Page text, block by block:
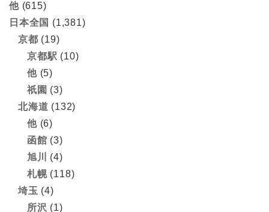
他(615)
日本全国 (1,381)
京都 (19)
京都駅 (10)
他(5)
祇園 (3)
北海道 (132)
他(6)
函館 (3)
旭川
(4)
札幌(118)
埼玉 (4)
所沢 (1)